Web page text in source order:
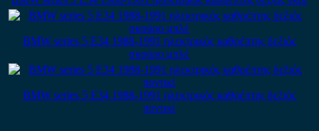
BMW series 5 E34 1988-1991 ηλεκτρικός καθρέπτης δεξιός
σκούρο μπλέ
BMW series 5 E34 1988-1991 ηλεκτρικός καθρέπτης δεξιός
ποντικί